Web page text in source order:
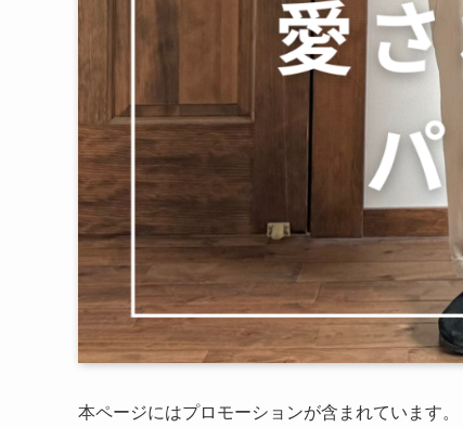
本ページにはプロモーションが含まれています。